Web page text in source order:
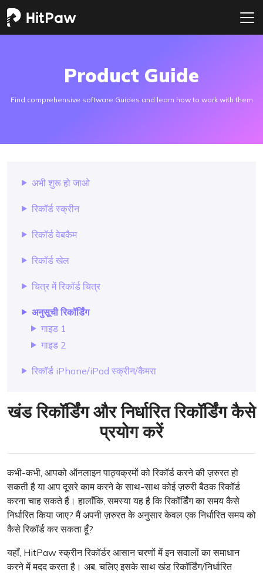
Product Guide
Find comprehensive software Guides and learn how to work with them
अभी शुरू हो जाओ
रिकॉर्ड स्क्रीन
रिकॉर्ड वेबकैम
रिकॉर्ड खेल
चित्र में रिकॉर्ड चित्र
अनुसूची रिकॉर्डिंग
गाइड 1
गाइड 2
रिकॉर्ड iPhone/iPad स्क्रीन/कैमरा
खंड रिकॉर्डिंग और निर्धारित रिकॉर्डिंग कैसे
प्रयोग करें
कभी-कभी, आपको ऑनलाइन पाठ्यक्रमों को रिकॉर्ड करने की ज़रुरत हो
सकती है या आप दूसरे काम करने के साथ-साथ कोई ज़रुरी बैठक रिकॉर्ड
करना चाह सकते हैं। हालाँकि, समस्या यह है कि रिकॉर्डिंग का समय कैसे
निर्धारित किया जाए? मैं अपनी ज़रुरत के अनुसार केवल एक निर्धारित समय को
कैसे रिकॉर्ड कर सकता हूँ?
यहाँ, HitPaw स्क्रीन रिकॉर्डर आसान चरणों में इन सवालों का समाधान
करने में मदद करता है। अब, चलिए इसके साथ खंड रिकॉर्डिंग/निर्धारित